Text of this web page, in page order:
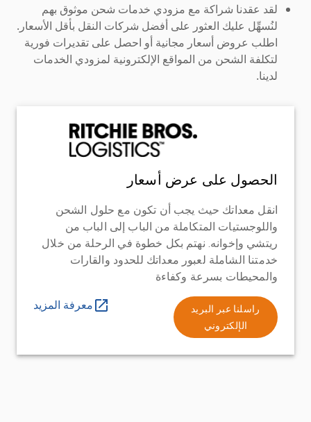
لقد عقدنا شراكة مع مزودي خدمات شحن موثوق بهم
لنُسهِّل عليك العثور على أفضل شركات النقل بأقل الأسعار.
اطلب عروض أسعار مجانية أو احصل على تقديرات فورية
لتكلفة الشحن من المواقع الإلكترونية لمزودي الخدمات
لدينا.
الحصول على عرض أسعار
انقل معداتك حيث يجب أن تكون مع حلول الشحن
واللوجستيات المتكاملة من الباب إلى الباب من
ريتشي وإخوانه. نهتم بكل خطوة في الرحلة من خلال
خدمتنا الشاملة لعبور معداتك للحدود والقارات
والمحيطات بسرعة وكفاءة
راسلنا عبر البريد
الإلكتروني
معرفة المزيد